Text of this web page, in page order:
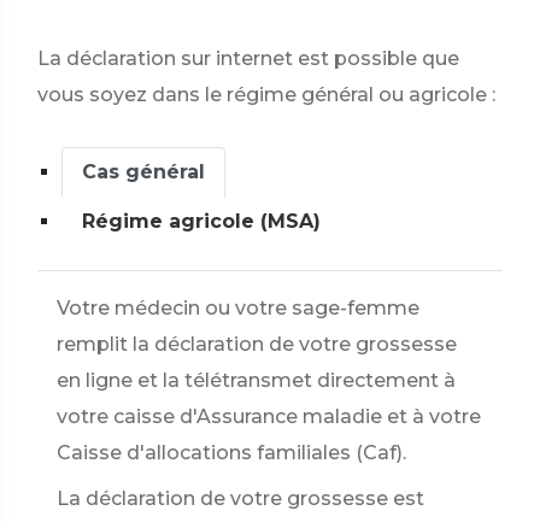
La déclaration sur internet est possible que
vous soyez dans le régime général ou agricole :
Cas général
Régime agricole (MSA)
Votre médecin ou votre sage-femme
remplit la déclaration de votre grossesse
en ligne et la télétransmet directement à
votre caisse d'Assurance maladie et à votre
Caisse d'allocations familiales (Caf).
La déclaration de votre grossesse est